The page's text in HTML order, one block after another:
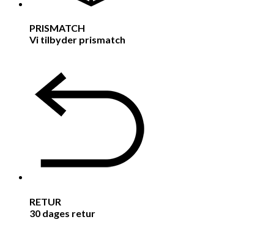
PRISMATCH
Vi tilbyder prismatch
RETUR
30 dages retur